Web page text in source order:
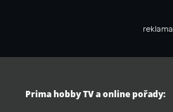
reklama
Prima hobby TV a online pořady: